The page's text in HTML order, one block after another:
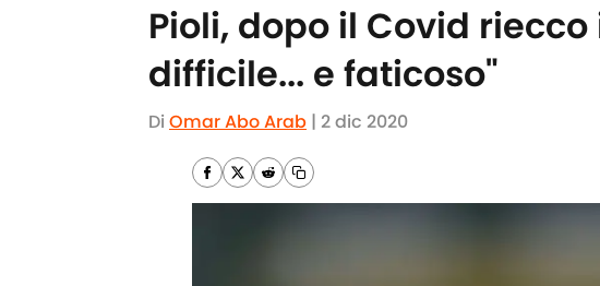
Pioli, dopo il Covid
difficile... e faticoso"
Di Omar Abo Arab | 2 dic 2020